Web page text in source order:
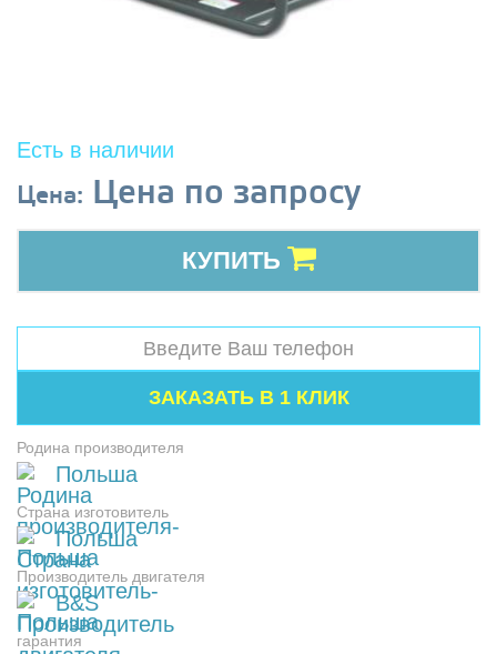
Есть в наличии
Цена: Цена по запросу
КУПИТЬ
Родина производителя
Польша
Страна изготовитель
Польша
Производитель двигателя
B&S
гарантия